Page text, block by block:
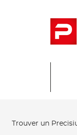
Trouver un